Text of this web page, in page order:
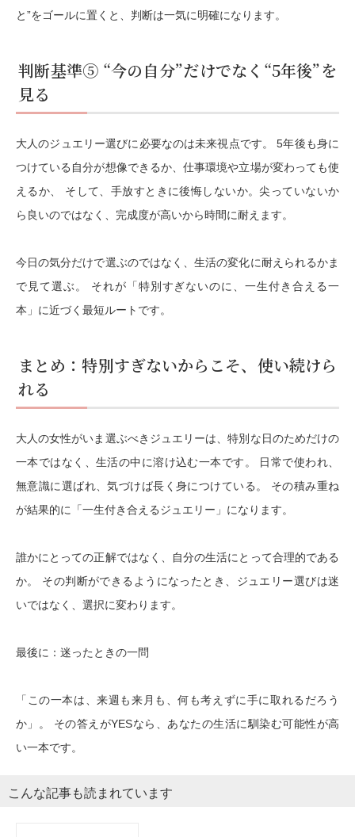
と”をゴールに置くと、判断は一気に明確になります。
判断基準⑤ “今の自分”だけでなく“5年後”を
見る
大人のジュエリー選びに必要なのは未来視点です。 5年後も身に
つけている自分が想像できるか、仕事環境や立場が変わっても使
えるか、 そして、手放すときに後悔しないか。尖っていないか
ら良いのではなく、完成度が高いから時間に耐えます。
今日の気分だけで選ぶのではなく、生活の変化に耐えられるかま
で見て選ぶ。 それが「特別すぎないのに、一生付き合える一
本」に近づく最短ルートです。
まとめ：特別すぎないからこそ、使い続けら
れる
大人の女性がいま選ぶべきジュエリーは、特別な日のためだけの
一本ではなく、生活の中に溶け込む一本です。 日常で使われ、
無意識に選ばれ、気づけば長く身につけている。 その積み重ね
が結果的に「一生付き合えるジュエリー」になります。
誰かにとっての正解ではなく、自分の生活にとって合理的である
か。 その判断ができるようになったとき、ジュエリー選びは迷
いではなく、選択に変わります。
最後に：迷ったときの一問
「この一本は、来週も来月も、何も考えずに手に取れるだろう
か」。 その答えがYESなら、あなたの生活に馴染む可能性が高
い一本です。
こんな記事も読まれています